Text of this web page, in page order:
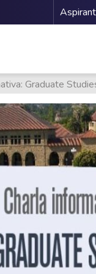
Graduate